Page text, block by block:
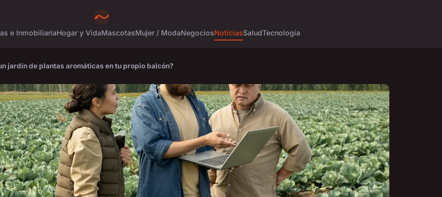
e InmobiliariaHogar y VidaMascotasMujer / ModaNegociosNoticiasSaludTecnología
jardín de plantas aromáticas en tu propio balcón?